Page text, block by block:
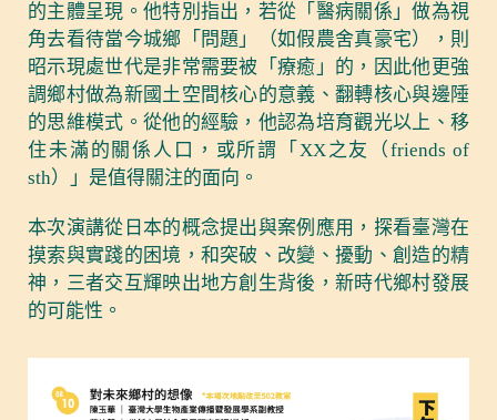
的主體呈現。他特別指出，若從「醫病關係」做為視
角去看待當今城鄉「問題」（如假農舍真豪宅），則
昭示現處世代是非常需要被「療癒」的，因此他更強
調鄉村做為新國土空間核心的意義、翻轉核心與邊陲
的思維模式。從他的經驗，他認為培育觀光以上、移
住未滿的關係人口，或所謂「XX之友（friends of
sth）」是值得關注的面向。
本次演講從日本的概念提出與案例應用，探看臺灣在
摸索與實踐的困境，和突破、改變、擾動、創造的精
神，三者交互輝映出地方創生背後，新時代鄉村發展
的可能性。